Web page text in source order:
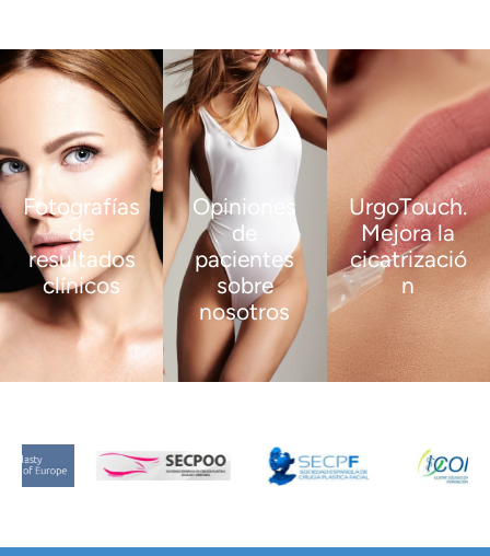
Fotografías
de
resultados
clínicos
VER
MÁS
Opiniones
de
pacientes
sobre
nosotros
VER
MÁS
UrgoTouch.
Mejora la
cicatrizació
n
VER
MÁS